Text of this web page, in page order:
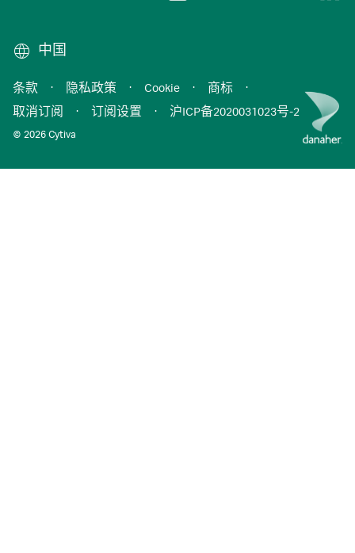
中国
© 2026 Cytiva
条款 · 隐私政策 · Cookie · 商标
·
取消订阅
· 订阅设置 · 沪ICP备2020031023号-2